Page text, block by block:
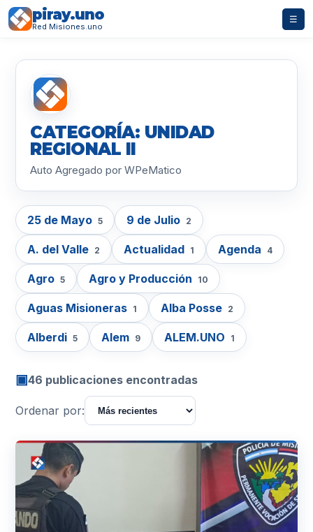
piray.uno
Red Misiones.uno
☰
CATEGORÍA: UNIDAD
REGIONAL II
Auto Agregado por WPeMatico
25 de Mayo 5 9 de Julio 2
A. del Valle 2 Actualidad 1 Agenda 4
Agro 5 Agro y Producción 10
Aguas Misioneras 1 Alba Posse 2
Alberdi 5 Alem 9 ALEM.UNO 1
▣46 publicaciones encontradas
Ordenar por: